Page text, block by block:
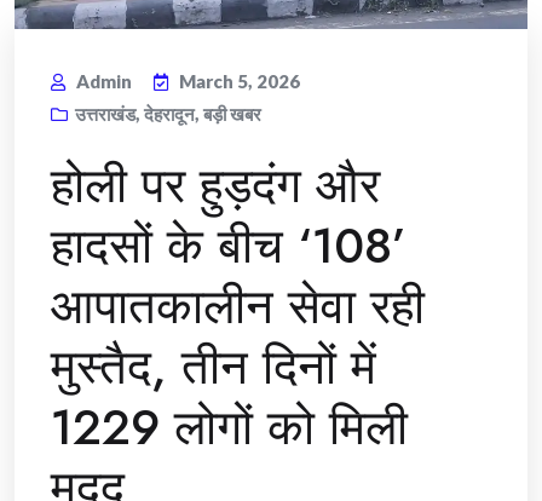
Admin
March 5, 2026
उत्तराखंड, देहरादून, बड़ी खबर
होली पर हुड़दंग और
हादसों के बीच ‘108’
आपातकालीन सेवा रही
मुस्तैद, तीन दिनों में
1229 लोगों को मिली